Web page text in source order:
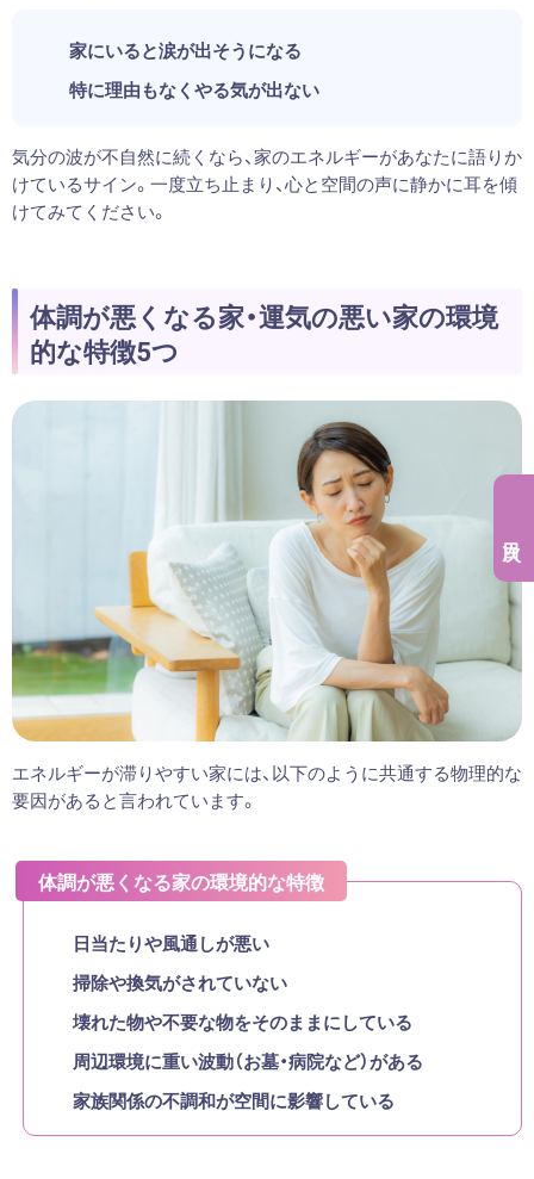
家にいると涙が出そうになる
特に理由もなくやる気が出ない
気分の波が不自然に続くなら、家のエネルギーがあなたに語りか
けているサイン。一度立ち止まり、心と空間の声に静かに耳を傾
けてみてください。
体調が悪くなる家・運気の悪い家の環境
的な特徴5つ
エネルギーが滞りやすい家には、以下のように共通する物理的な
要因があると言われています。
体調が悪くなる家の環境的な特徴
日当たりや風通しが悪い
掃除や換気がされていない
壊れた物や不要な物をそのままにしている
周辺環境に重い波動（お墓・病院など）がある
家族関係の不調和が空間に影響している